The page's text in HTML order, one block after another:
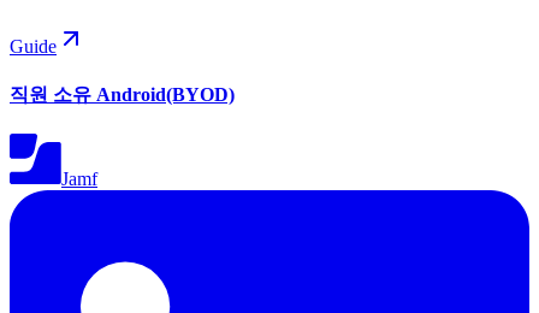
Guide
직원 소유 Android(BYOD)
Jamf